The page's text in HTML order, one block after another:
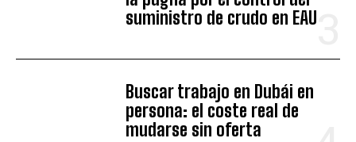
suministro de crudo en EAU
Buscar trabajo en Dubái en
persona: el coste real de
mudarse sin oferta